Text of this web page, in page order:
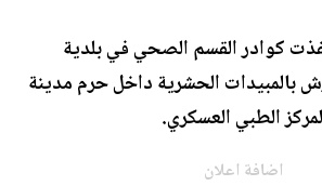
كوادر القسم الصحي في بلدية
بالمبيدات الحشرية داخل حرم مدينة
الطبي العسكري.
اضافة اعلان